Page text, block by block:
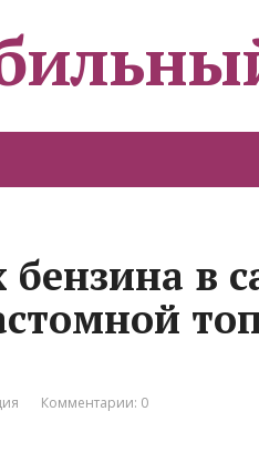
бензина в
Комментарии: 0